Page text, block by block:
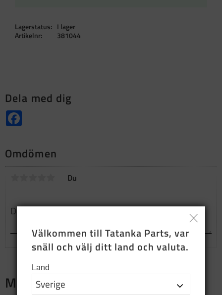
Lagerstatus
I lager
Artikelnr
381044
Dela med dig
Omdömen
Du
Merch
Välkommen till Tatanka Parts, var
snäll och välj ditt land och valuta.
Land